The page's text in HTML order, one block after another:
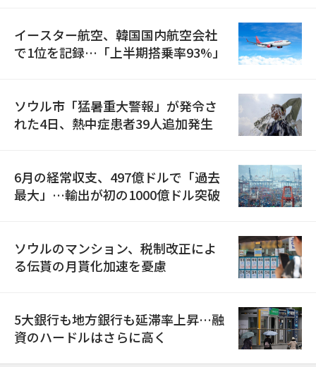
イースター航空、韓国国内航空会社
で1位を記録…「上半期搭乗率93%」
ソウル市「猛暑重大警報」が発令さ
れた4日、熱中症患者39人追加発生
6月の経常収支、497億ドルで「過去
最大」…輸出が初の1000億ドル突破
ソウルのマンション、税制改正によ
る伝貰の月貰化加速を憂慮
5大銀行も地方銀行も延滞率上昇…融
資のハードルはさらに高く